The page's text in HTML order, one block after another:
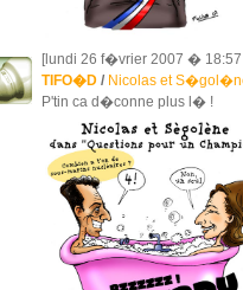
[lundi 26 f�vrier 2007 �
TIFO�D/ Nicolas et
P'tin ca d�conne plus l� !